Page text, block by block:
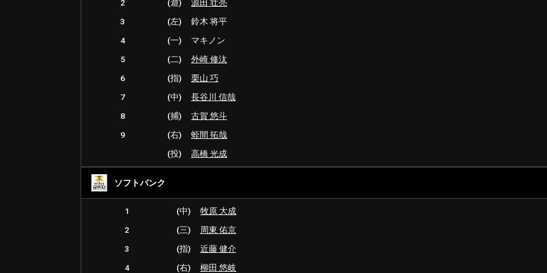
2
(遊)
源田 壮亮
3
(左)
鈴木 将平
4
(一)
マキノン
5
(二)
外崎 修汰
6
(指)
栗山 巧
7
(中)
長谷川 信哉
8
(捕)
古賀 悠斗
9
(右)
蛭間 拓哉
(投)
高橋 光成
ソフトバンク
1 (中)
牧原 大成
2
(三)
周東 佑京
3
(指)
近藤 健介
4
(右)
柳田 悠岐